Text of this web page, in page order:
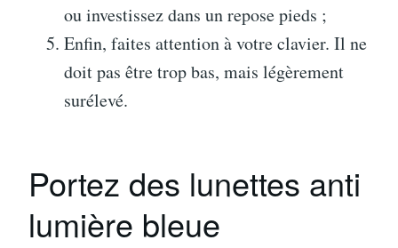
ou investissez dans un repose pieds ;
Enfin, faites attention à votre clavier. Il ne
doit pas être trop bas, mais légèrement
surélevé.
Portez des lunettes anti
lumière bleue